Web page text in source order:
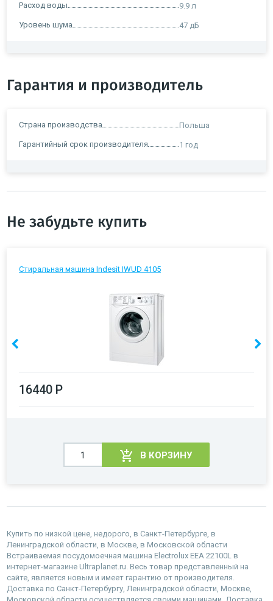
Расход воды 9.9 л
Уровень шума 47 дБ
Гарантия и производитель
Страна производства Польша
Гарантийный срок производителя 1 год
Не забудьте купить
Стиральная машина Indesit IWUD 4105
16440 Р
В КОРЗИНУ
Купить по низкой цене, недорого, в Санкт-Петербурге, в
Ленинградской области, в Москве, в Московской области
Встраиваемая посудомоечная машина Electrolux EEA 22100L в
интернет-магазине Ultraplanet.ru. Весь товар представленный на
сайте, является новым и имеет гарантию от производителя.
Доставка по Санкт-Петербургу, Ленинградской области, Москве,